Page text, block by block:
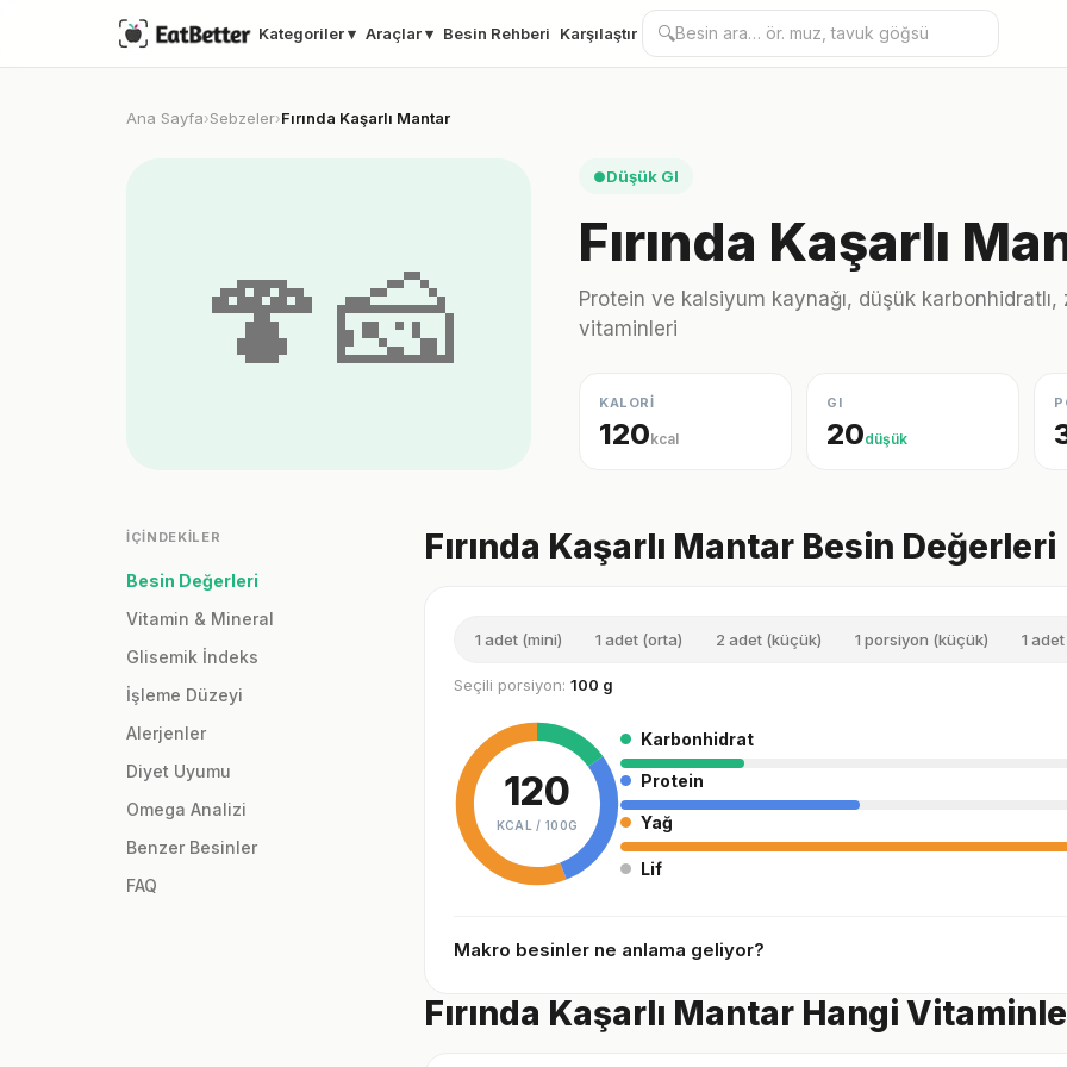
Kategoriler ▾ Araçlar ▾ Besin Rehberi Karşılaştır 🔍
Ana Sayfa›Sebzeler›Fırında Kaşarlı Mantar
🍄🧀
●Düşük GI
Fırında Kaşarlı
Protein ve kalsiyum kaynağı, düşük karbonhidratlı,
vitaminleri
KALORİ
120kcal
GI
20düşük
İÇINDEKILER
Besin Değerleri
Vitamin & Mineral
Glisemik İndeks
İşleme Düzeyi
Alerjenler
Diyet Uyumu
Omega Analizi
Benzer Besinler
FAQ
Fırında Kaşarlı Mantar Besin Değerleri
1 adet (mini) 1 adet (orta) 2 adet (küçük) 1 porsiyon (küçük) 1
Seçili porsiyon: 100 g
120
KCAL / 100G
Karbonhidrat
Protein
Yağ
Lif
Makro besinler ne anlama geliyor?
Fırında Kaşarlı Mantar Hangi